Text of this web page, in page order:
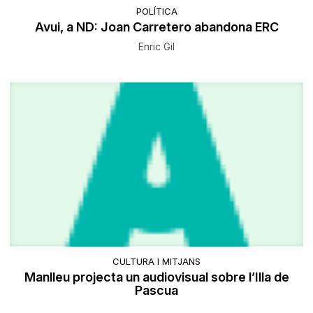
POLÍTICA
Avui, a ND: Joan Carretero abandona ERC
Enric Gil
CULTURA I MITJANS
Manlleu projecta un audiovisual sobre l’Illa de
Pascua